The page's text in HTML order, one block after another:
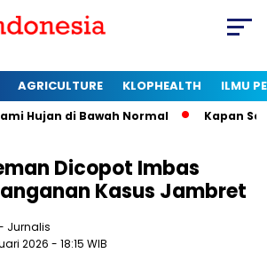
AGRICULTURE KLOPHEALTH ILMU
Normal Kapan Sertifikat Halal
Dicopot Imbas
Kasus Jambret
Jurnalis
2026 - 18:15 WIB